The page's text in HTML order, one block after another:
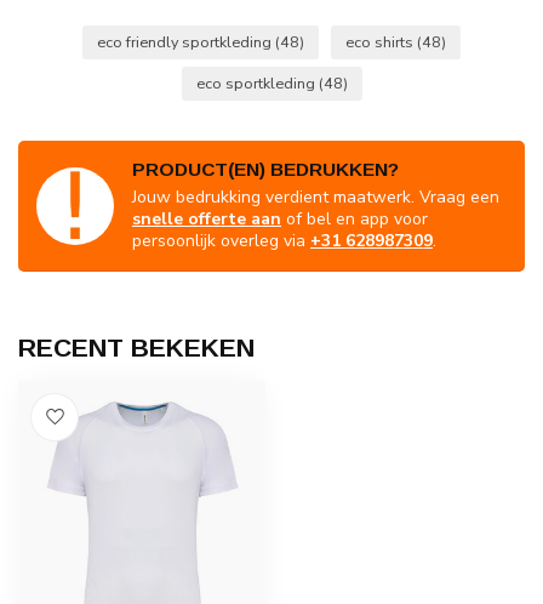
eco friendly sportkleding (48) eco shirts (48)
eco sportkleding (48)
PRODUCT(EN) BEDRUKKEN?
Jouw bedrukking verdient maatwerk. Vraag een
snelle offerte aan of bel en app voor
persoonlijk overleg via +31 628987309.
RECENT BEKEKEN